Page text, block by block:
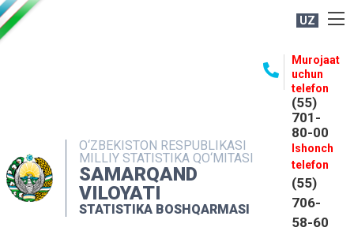
UZ
O‘ZBEKISTON RESPUBLIKASI
MILLIY STATISTIKA QO‘MITASI
SAMARQAND
VILOYATI
STATISTIKA BOSHQARMASI
Murojaat
uchun
telefon
(55)
701-
80-00
Ishonch
telefon
(55)
706-
58-60
MATBUOT XIZMATI
MUROJAATLAR
KONTAKTLAR